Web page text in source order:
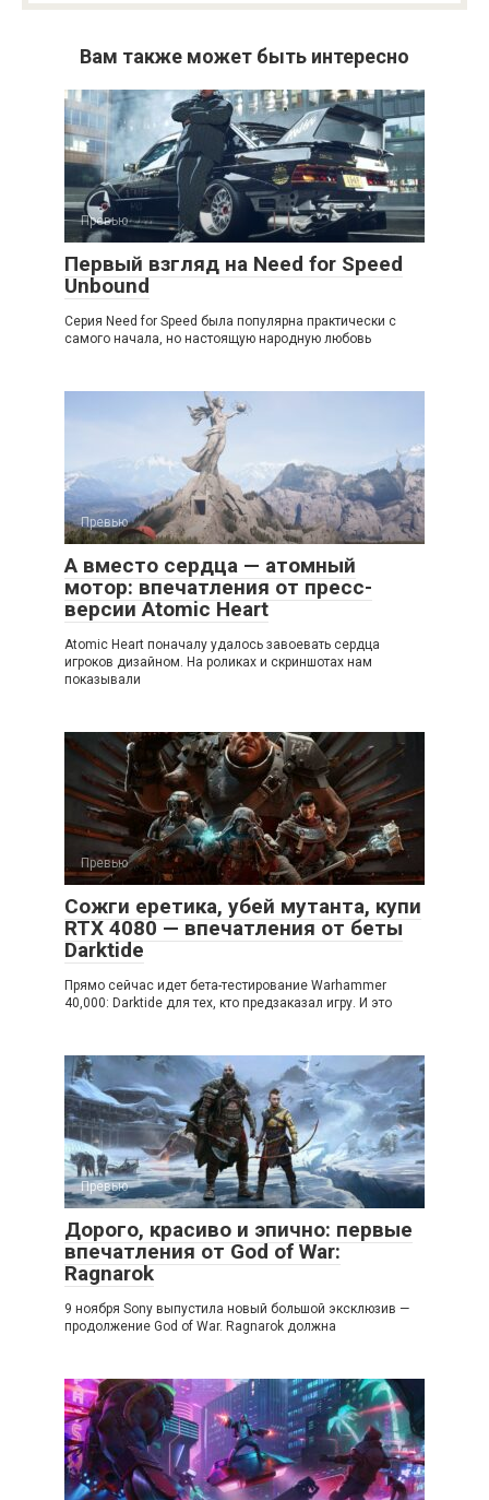
Вам также может быть интересно
Превью
Первый взгляд на Need for Speed
Unbound
Серия Need for Speed была популярна практически с
самого начала, но настоящую народную любовь
Превью
А вместо сердца — атомный
мотор: впечатления от пресс-
версии Atomic Heart
Atomic Heart поначалу удалось завоевать сердца
игроков дизайном. На роликах и скриншотах нам
показывали
Превью
Сожги еретика, убей мутанта, купи
RTX 4080 — впечатления от беты
Darktide
Прямо сейчас идет бета-тестирование Warhammer
40,000: Darktide для тех, кто предзаказал игру. И это
Превью
Дорого, красиво и эпично: первые
впечатления от God of War:
Ragnarok
9 ноября Sony выпустила новый большой эксклюзив —
продолжение God of War. Ragnarok должна